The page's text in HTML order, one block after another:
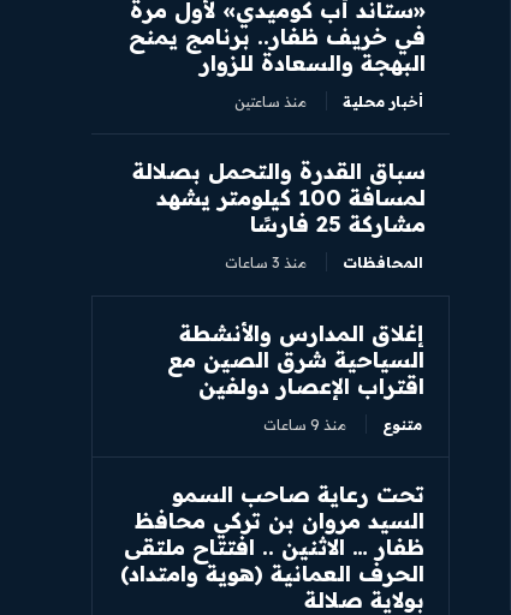
​«ستاند أب كوميدي» لأول مرة
في خريف ظفار.. برنامج يمنح
البهجة والسعادة للزوار
أخبار محلية منذ ساعتين
سباق القدرة والتحمل بصلالة
لمسافة 100 كيلومتر يشهد
مشاركة 25 فارسًا
المحافظات منذ 3 ساعات
إغلاق المدارس والأنشطة
السياحية شرق الصين مع
اقتراب الإعصار دولفين
متنوع منذ 9 ساعات
تحت رعاية صاحب السمو
السيد مروان بن تركي محافظ
ظفار … الاثنين .. افتتاح ملتقى
الحرف العمانية (هوية وامتداد)
بولاية صلالة